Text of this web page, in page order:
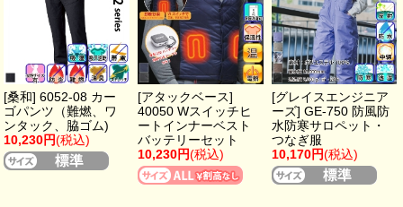
[桑和] 6052-08 カー
ゴパンツ（難燃、ワ
ンタック、脇ゴム)
10,230円(税込)
[アタックベース]
40050 Wスイッチヒ
ートインナーベスト
バッテリーセット
10,230円(税込)
[グレイスエンジニア
ーズ] GE-750 防風防
水防寒サロペット・
つなぎ服
10,170円(税込)